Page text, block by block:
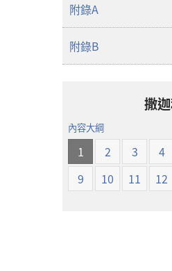
附錄A
附錄B
撒
內容大綱
1 2 3 4
9
10 11 12